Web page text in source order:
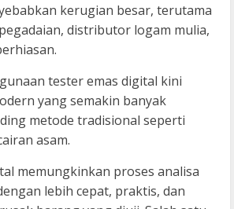
kerugian besar, terutama
distributor logam mulia,
tester emas digital kini
yang semakin banyak
metode tradisional seperti
asam.
memungkinkan proses analisa
lebih cepat, praktis, dan